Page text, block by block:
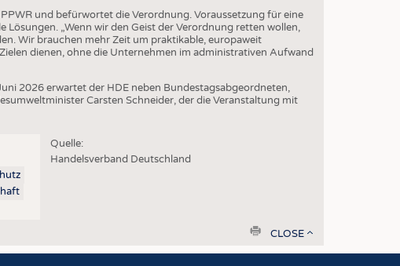
und befürwortet die Verordnung. Voraussetzung für eine
„Wenn wir den Geist der Verordnung retten wollen,
Wir brauchen mehr Zeit um praktikable, europaweit
dienen, ohne die Unternehmen im administrativen Aufwand
2026 erwartet der HDE neben Bundestagsabgeordneten,
Carsten Schneider, der die Veranstaltung mit
Quelle:
Handelsverband Deutschland
print
CLOSE